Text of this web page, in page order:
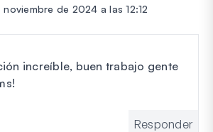
noviembre de 2024 a las 12:12
increíble, buen trabajo gente
Responder